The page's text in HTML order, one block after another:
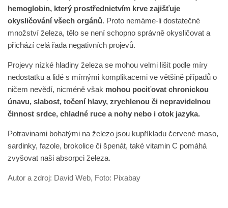
hemoglobin, který prostřednictvím krve zajišťuje
okysličování všech orgánů. Proto nemáme-li dostatečné
množství železa, tělo se není schopno správně okysličovat a
přichází celá řada negativních projevů.
Projevy nízké hladiny železa se mohou velmi lišit podle míry
nedostatku a lidé s mírnými komplikacemi ve většině případů o
ničem nevědí, nicméně však mohou pociťovat chronickou
únavu, slabost, točení hlavy, zrychlenou či nepravidelnou
činnost srdce, chladné ruce a nohy nebo i otok jazyka.
Potravinami bohatými na železo jsou kupříkladu červené maso,
sardinky, fazole, brokolice či špenát, také vitamin C pomáhá
zvyšovat naši absorpci železa.
Autor a zdroj: David Web, Foto: Pixabay